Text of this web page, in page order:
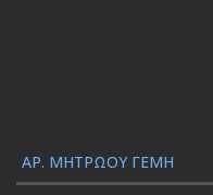
ς
Β
ΑΡ. ΜΗΤΡΏΟΥ ΓΕΜΗ